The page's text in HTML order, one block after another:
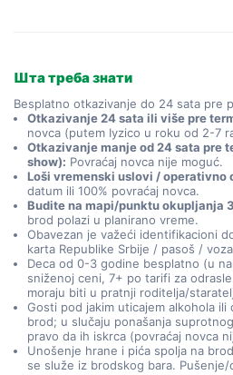
Шта треба знати
Besplatno otkazivanje do 24 sata pre
Otkazivanje 24 sata ili više pre
novca (putem Iyzico u roku od 2-7
Otkazivanje manje od 24 sata pre
show): Povraćaj novca nije moguć.
Loši vremenski uslovi / operativno
datum ili 100% povraćaj novca.
Budite na mapi/punktu okupljanja
brod polazi u planirano vreme.
Obavezan je važeći identifikacioni
karta Republike Srbije / pasoš /
Deca od 0-3 godine besplatno (u
sniženoj ceni, 7+ po tarifi za
moraju biti u pratnji roditelja/
Gosti pod jakim uticajem alkohola
brod; u slučaju ponašanja
pravo da ih iskrca (povraćaj novca
Unošenje hrane i pića spolja na
se služe iz brodskog bara.